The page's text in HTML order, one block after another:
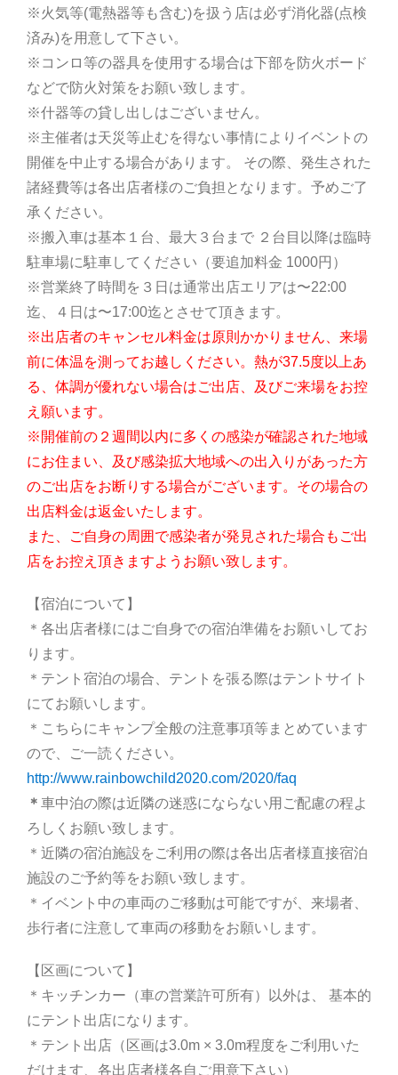
※火気等(電熱器等も含む)を扱う店は必ず消化器(点検
済み)を用意して下さい。
※コンロ等の器具を使用する場合は下部を防火ボード
などで防火対策をお願い致します。
※什器等の貸し出しはございません。
※主催者は天災等止むを得ない事情によりイベントの
開催を中止する場合があります。 その際、発生された
諸経費等は各出店者様のご負担となります。予めご了
承ください。
※搬入車は基本１台、最大３台まで ２台目以降は臨時
駐車場に駐車してください（要追加料金 1000円）
※営業終了時間を３日は通常出店エリアは〜22:00
迄、４日は〜17:00迄とさせて頂きます。
※出店者のキャンセル料金は原則かかりません、来場
前に体温を測ってお越しください。熱が37.5度以上あ
る、体調が優れない場合はご出店、及びご来場をお控
え願います。
※開催前の２週間以内に多くの感染が確認された地域
にお住まい、及び感染拡大地域への出入りがあった方
のご出店をお断りする場合がございます。その場合の
出店料金は返金いたします。
また、ご自身の周囲で感染者が発見された場合もご出
店をお控え頂きますようお願い致します。
【宿泊について】
＊各出店者様にはご自身での宿泊準備をお願いしてお
ります。
＊テント宿泊の場合、テントを張る際はテントサイト
にてお願いします。
＊こちらにキャンプ全般の注意事項等まとめています
ので、ご一読ください。
http://www.rainbowchild2020.com/2020/faq
＊ 車中泊の際は近隣の迷惑にならない用ご配慮の程よ
ろしくお願い致します。
＊近隣の宿泊施設をご利用の際は各出店者様直接宿泊
施設のご予約等をお願い致します。
＊イベント中の車両のご移動は可能ですが、来場者、
歩行者に注意して車両の移動をお願いします。
【区画について】
＊キッチンカー（車の営業許可所有）以外は、 基本的
にテント出店になります。
＊テント出店（区画は3.0m × 3.0m程度をご利用いた
だけます、各出店者様各自ご用意下さい）